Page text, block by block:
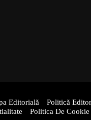
Editorială Politică
Politica De Cookie